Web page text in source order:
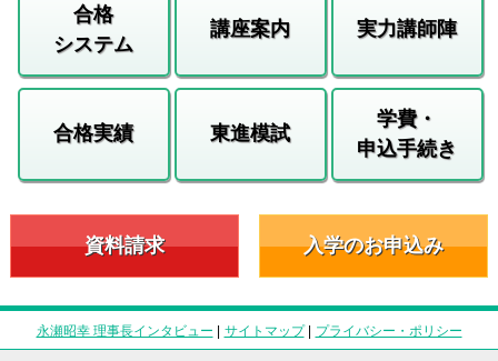
合格
システム
講座案内 実力講師陣
合格実績 東進模試
学費・
申込手続き
資料請求 入学のお申込み
永瀬昭幸 理事長インタビュー | サイトマップ| プライバシー・ポリシー